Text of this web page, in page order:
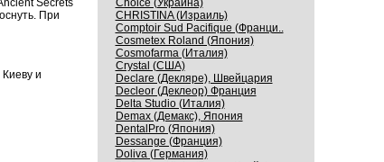
При
и
Choice (Украина)
CHRISTINA (Израиль)
Comptoir Sud Pacifique (Франци..
Cosmetex Roland (Япония)
Cosmofarma (Италия)
Crystal (США)
Declare (Декляре), Швейцария
Decleor (Деклеор) Франция
Delta Studio (Италия)
Demax (Демакс), Япония
DentalPro (Япония)
Dessange (Франция)
Doliva (Германия)